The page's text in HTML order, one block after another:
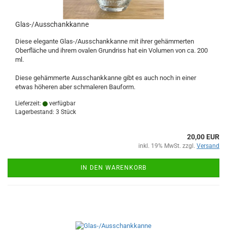
Glas-/Ausschankkanne
Diese elegante Glas-/Ausschankkanne mit ihrer gehämmerten
Oberfläche und ihrem ovalen Grundriss hat ein Volumen von ca. 200
ml.
Diese gehämmerte Ausschankkanne gibt es auch noch in einer
etwas höheren aber schmaleren Bauform.
Lieferzeit:
verfügbar
Lagerbestand: 3 Stück
20,00 EUR
inkl. 19% MwSt. zzgl. Versand
IN DEN WARENKORB